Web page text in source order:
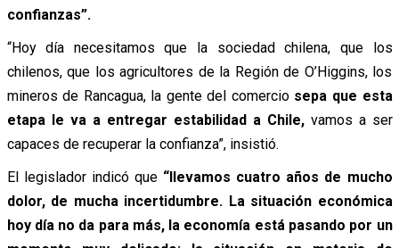
confianzas”.
“Hoy día necesitamos que la sociedad chilena, que los
chilenos, que los agricultores de la Región de O’Higgins, los
mineros de Rancagua, la gente del comerciosepa que esta
etapa le va a entregar estabilidad a Chile,vamos a ser
capaces de recuperar la confianza”, insistió.
El legislador indicó que “llevamos cuatro años de mucho
dolor, de mucha incertidumbre. La situación económica
hoy día no da para más, la economía está pasando por un